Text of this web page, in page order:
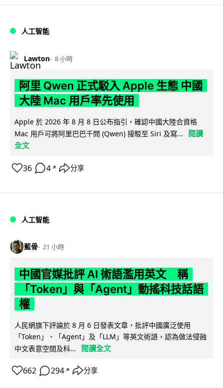
人工智能
Lawton 8 小時
阿里 Qwen 正式駁入 Apple 生態 中國
大陸 Mac 用戶率先使用
Apple 於 2026 年 8 月 8 日公布指引，確認中國大陸合資格
Mac 用戶可將阿里巴巴千問 (Qwen) 接駁至 Siri 及寫...
閱讀
全文
36 4 ↗ 分享
人工智能
藍骨 21 小時
中國官媒批評 AI 術語濫用英文 稱
「Token」與「Agent」動搖科技話語
權
人民網旗下評論於 8 月 6 日發表文章，批評中國廣泛使用
「Token」、「Agent」及「LLM」等英文術語，認為做法侵蝕
中文表意空間及科...
閱讀全文
662 294 ↗ 分享